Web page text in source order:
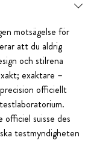
motsägelse för
att du aldrig
och stilrena
exaktare –
officiellt
suisse des
testmyndigheten